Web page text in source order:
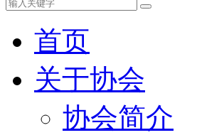
首页
关于协会
协会简介